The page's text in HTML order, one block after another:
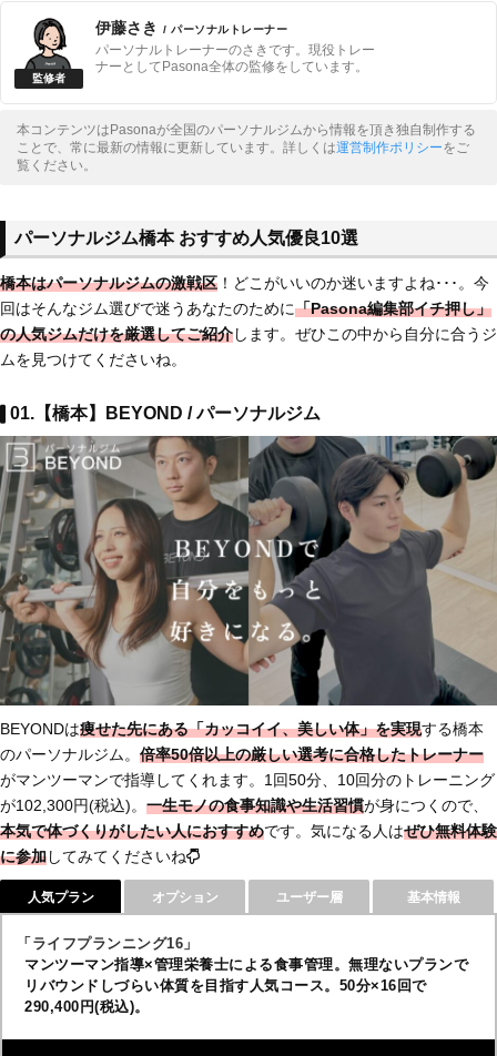
伊藤さき / パーソナルトレーナー
パーソナルトレーナーのさきです。現役トレー
ナーとしてPasona全体の監修をしています。
本コンテンツはPasonaが全国のパーソナルジムから情報を頂き独自制作する
ことで、常に最新の情報に更新しています。詳しくは運営制作ポリシーをご
覧ください。
パーソナルジム橋本 おすすめ人気優良10選
橋本はパーソナルジムの激戦区 ！どこがいいのか迷いますよね･･･。今
回はそんなジム選びで迷うあなたのために「Pasona編集部イチ押し」
の人気ジムだけを厳選してご紹介します。ぜひこの中から自分に合うジ
ムを見つけてくださいね。
01.【橋本】BEYOND / パーソナルジム
BEYONDは痩せた先にある「カッコイイ、美しい体」を実現する橋本
のパーソナルジム。 倍率50倍以上の厳しい選考に合格したトレーナー
がマンツーマンで指導してくれます。1回50分、10回分のトレーニング
が102,300円(税込)。 一生モノの食事知識や生活習慣が身につくので、
本気で体づくりがしたい人におすすめです。気になる人はぜひ無料体験
に参加してみてくださいね
人気プラン オプション ユーザー層 基本情報
「ライフプランニング16」
マンツーマン指導×管理栄養士による食事管理。無理ないプランで
リバウンドしづらい体質を目指す人気コース。50分×16回で
290,400円(税込)。